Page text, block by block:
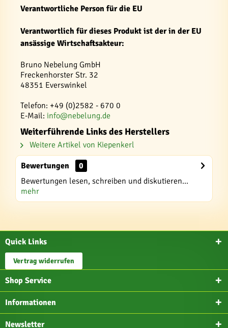
Verantwortliche Person für die EU
Verantwortlich für dieses Produkt ist der in der EU
ansässige Wirtschaftsakteur:
Bruno Nebelung GmbH
Freckenhorster Str. 32
48351 Everswinkel
Telefon: +49 (0)2582 - 670 0
E-Mail: info@nebelung.de
Weiterführende Links des Herstellers
Weitere Artikel von Kiepenkerl
Bewertungen
0
Bewertungen lesen, schreiben und diskutieren...
mehr
Quick Links
Vertrag widerrufen
Shop Service
Informationen
Newsletter